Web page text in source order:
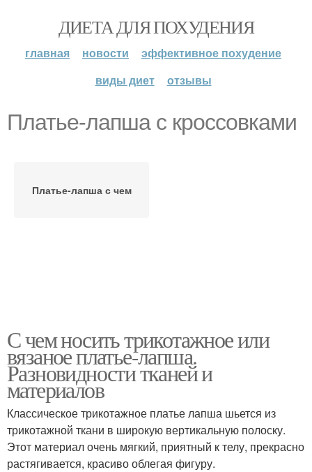
ДИЕТА ДЛЯ ПОХУДЕНИЯ
главная новости
эффективное похудение
виды диет
отзывы
Платье-лапша с кроссовками
Платье-лапша с чем
С чем носить трикотажное или
вязаное платье-лапша.
Разновидности тканей и
материалов
Классическое трикотажное платье лапша шьется из
трикотажной ткани в широкую вертикальную полоску.
Этот материал очень мягкий, приятный к телу, прекрасно
растягивается, красиво облегая фигуру.